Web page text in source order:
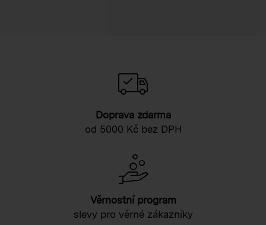
Doprava zdarma
od 5000 Kč bez DPH
Věrnostní program
slevy pro věrné zákazníky